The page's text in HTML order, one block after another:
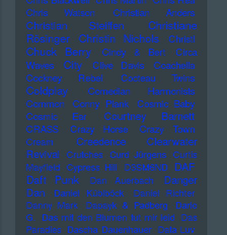
Chris Watson
Christian Anders
Christian Steiffen
Christiane
Rösinger
Christin Nichols Christl
Chuck Berry Cindy & Bert
Circa
Waves
City Clive Davis
Coachella
Cockney Rebel
Cocteau Twins
Coldplay
Comedian Harmonists
Common
Conny Plank
Cosmic Baby
Cosmic Ear
Courtney Barnett
CRASS Crazy Horse Crazy Town
Cream
Creedence Clearwater
Revival
Crutches Curd Jürgens Curtis
Mayfield Cypress Hill D3SM6ND DAF
Daft Punk Dan Auerbach
Danger
Dan
Daniel Küblböck
Daniel Richter
Danny Mark
Dapayk & Padberg
Dario
G. Das mit den Blumen tut mir leid Das
Paradies Dascha Dauenhauer Data Luv